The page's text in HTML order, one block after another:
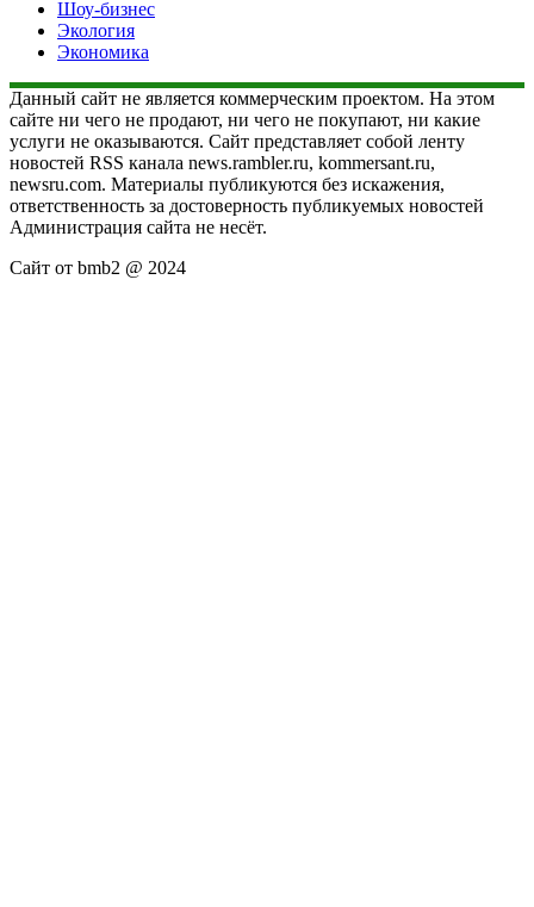
Шоу-бизнес
Экология
Экономика
Данный сайт не является коммерческим проектом. На этом
сайте ни чего не продают, ни чего не покупают, ни какие
услуги не оказываются. Сайт представляет собой ленту
новостей RSS канала news.rambler.ru, kommersant.ru,
newsru.com. Материалы публикуются без искажения,
ответственность за достоверность публикуемых новостей
Администрация сайта не несёт.
Сайт от bmb2 @ 2024